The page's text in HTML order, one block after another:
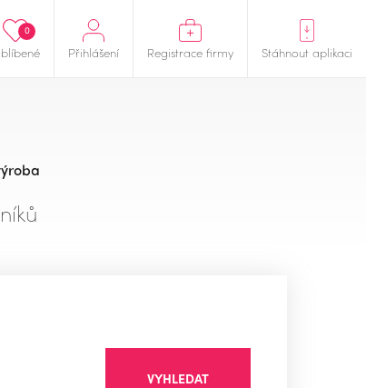
0
Přihlášení Registrace firmy Stáhnout aplikaci
VYHLEDAT